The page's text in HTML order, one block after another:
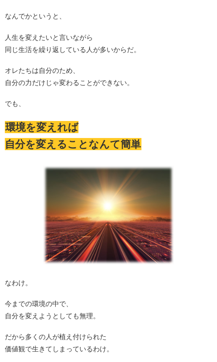
なんでかというと、
人生を変えたいと言いながら
同じ生活を繰り返している人が多いからだ。
オレたちは自分のため、
自分の力だけじゃ変わることができない。
でも、
環境を変えれば
自分を変えることなんて簡単
なわけ。
今までの環境の中で、
自分を変えようとしても無理。
だから多くの人が植え付けられた
価値観で生きてしまっているわけ。